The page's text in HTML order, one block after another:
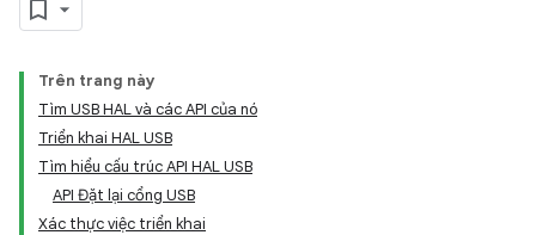
Trên trang này
Tìm USB HAL và các API của nó
Triển khai HAL USB
Tìm hiểu cấu trúc API HAL USB
API Đặt lại cổng USB
Xác thực việc triển khai